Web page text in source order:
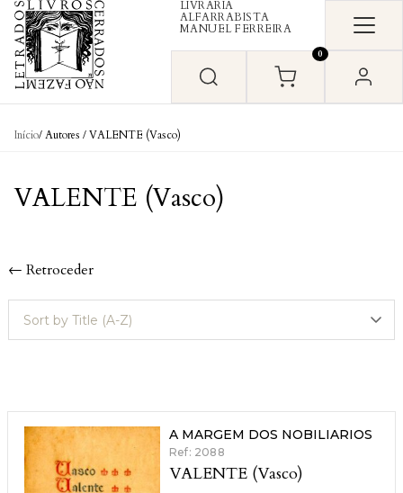
Skip to content
LIVRARIA
ALFARRABISTA
MANUEL FERREIRA
0
Início/ Autores / VALENTE (Vasco)
VALENTE (Vasco)
← Retroceder
A MARGEM DOS NOBILIARIOS
Ref: 2088
VALENTE (Vasco)